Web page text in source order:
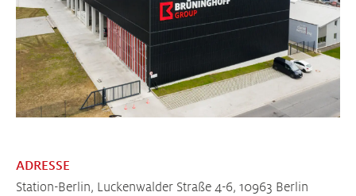
ADRESSE
Station-Berlin, Luckenwalder Straße 4-6, 10963 Berlin